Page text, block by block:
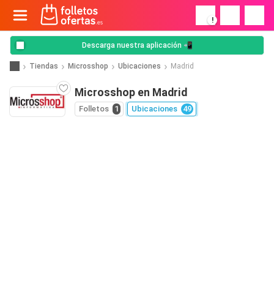
!
Descarga nuestra aplicación 📲
Tiendas Microsshop Ubicaciones Madrid
Microsshop en Madrid
Folletos 1 Ubicaciones 49